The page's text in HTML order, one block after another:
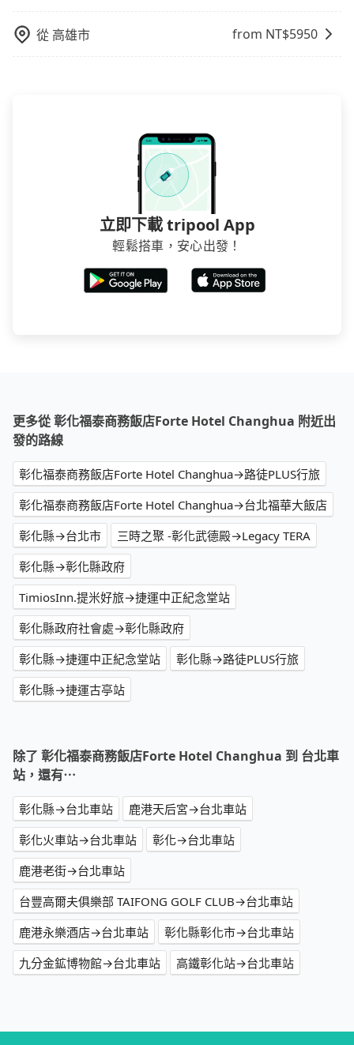
從 高雄市 from NT$5950
立即下載 tripool App
輕鬆搭車，安心出發！
更多從 彰化福泰商務飯店Forte Hotel Changhua 附近出
發的路線
彰化福泰商務飯店Forte Hotel Changhua→路徒PLUS行旅
彰化福泰商務飯店Forte Hotel Changhua→台北福華大飯店
彰化縣→台北市
三時之聚 -彰化武德殿→Legacy TERA
彰化縣→彰化縣政府
TimiosInn.提米好旅→捷運中正紀念堂站
彰化縣政府社會處→彰化縣政府
彰化縣→捷運中正紀念堂站
彰化縣→路徒PLUS行旅
彰化縣→捷運古亭站
除了 彰化福泰商務飯店Forte Hotel Changhua 到 台北車
站，還有⋯
彰化縣→台北車站
鹿港天后宮→台北車站
彰化火車站→台北車站
彰化→台北車站
鹿港老街→台北車站
台豐高爾夫俱樂部 TAIFONG GOLF CLUB→台北車站
鹿港永樂酒店→台北車站
彰化縣彰化市→台北車站
九分金鉱博物館→台北車站
高鐵彰化站→台北車站